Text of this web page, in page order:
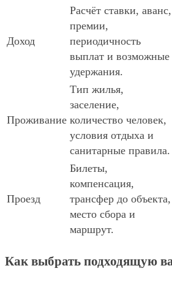
Доход
Расчёт ставки, аванс,
премии,
периодичность
выплат и возможные
удержания.
Проживание
Тип жилья,
заселение,
количество человек,
условия отдыха и
санитарные правила.
Проезд
Билеты,
компенсация,
трансфер до объекта,
место сбора и
маршрут.
Как выбрать подходящую